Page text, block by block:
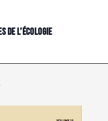
DE L’ÉCOLOGIE